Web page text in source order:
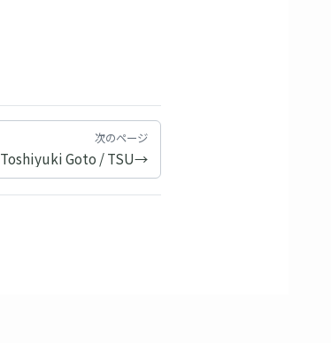
次のページ
Toshiyuki Goto / TSU→